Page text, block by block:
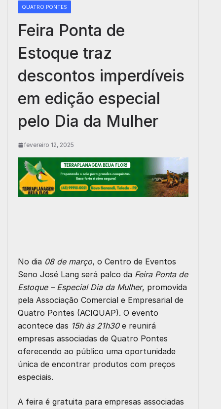
QUATRO PONTES
Feira Ponta de
Estoque traz
descontos imperdíveis
em edição especial
pelo Dia da Mulher
fevereiro 12, 2025
No dia 08 de março, o Centro de Eventos
Seno José Lang será palco da Feira Ponta de
Estoque – Especial Dia da Mulher, promovida
pela Associação Comercial e Empresarial de
Quatro Pontes (ACIQUAP). O evento
acontece das 15h às 21h30e reunirá
empresas associadas de Quatro Pontes
oferecendo ao público uma oportunidade
única de encontrar produtos com preços
especiais.
A feira é gratuita para empresas associadas